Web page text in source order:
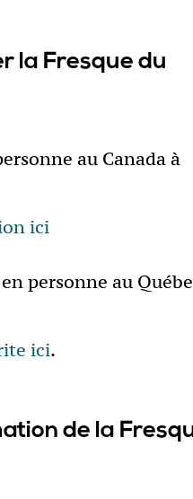
la Fresque du
au Canada à
ici
personne au
ici.
de la